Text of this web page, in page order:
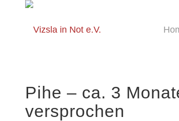
Pihe – ca. 3
versprochen